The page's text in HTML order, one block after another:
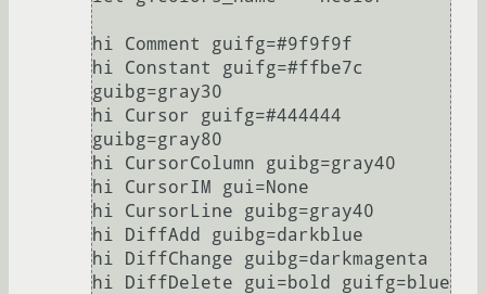
hi Comment guifg=#9f9f9f
hi Constant guifg=#ffbe7c
guibg=gray30
hi Cursor guifg=#444444
guibg=gray80
hi CursorColumn guibg=gray40
hi CursorIM gui=None
hi CursorLine guibg=gray40
hi DiffAdd guibg=darkblue
hi DiffChange guibg=darkmagenta
hi DiffDelete gui=bold guifg=blue